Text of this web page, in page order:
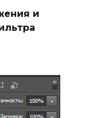
и